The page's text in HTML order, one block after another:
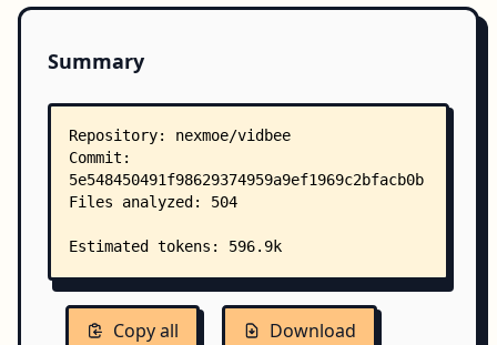
Summary
Copy all Download